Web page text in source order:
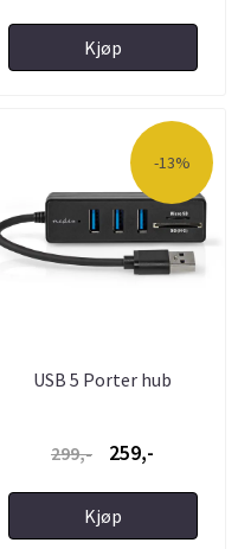
Kjøp
-13%
USB 5 Porter hub
299,- 259,-
Kjøp